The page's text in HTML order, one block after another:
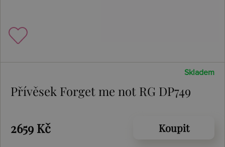
Skladem
Přívěsek Forget me not RG DP749
2659 Kč Koupit